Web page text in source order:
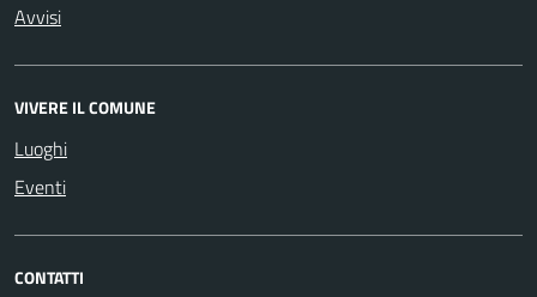
Avvisi
VIVERE IL COMUNE
Luoghi
Eventi
CONTATTI